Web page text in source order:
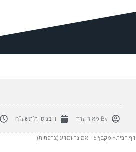
Byמאיר ערד ו׳ בניסן ה׳תשע״ח
הבית» מקבץ 5 – אמונה ומדע (צרפתית)